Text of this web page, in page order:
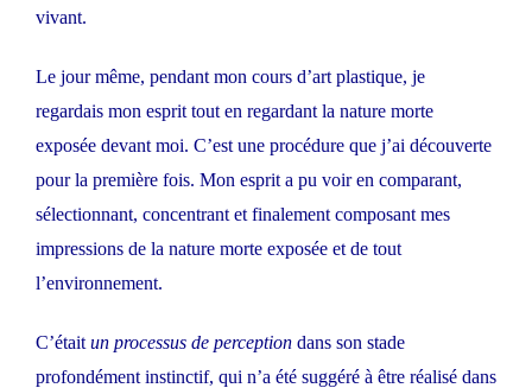
vivant.
Le jour même, pendant mon cours d’art plastique, je
regardais mon esprit tout en regardant la nature morte
exposée devant moi. C’est une procédure que j’ai découverte
pour la première fois. Mon esprit a pu voir en comparant,
sélectionnant, concentrant et finalement composant mes
impressions de la nature morte exposée et de tout
l’environnement.
C’était un processus de perception dans son stade
profondément instinctif, qui n’a été suggéré à être réalisé dans